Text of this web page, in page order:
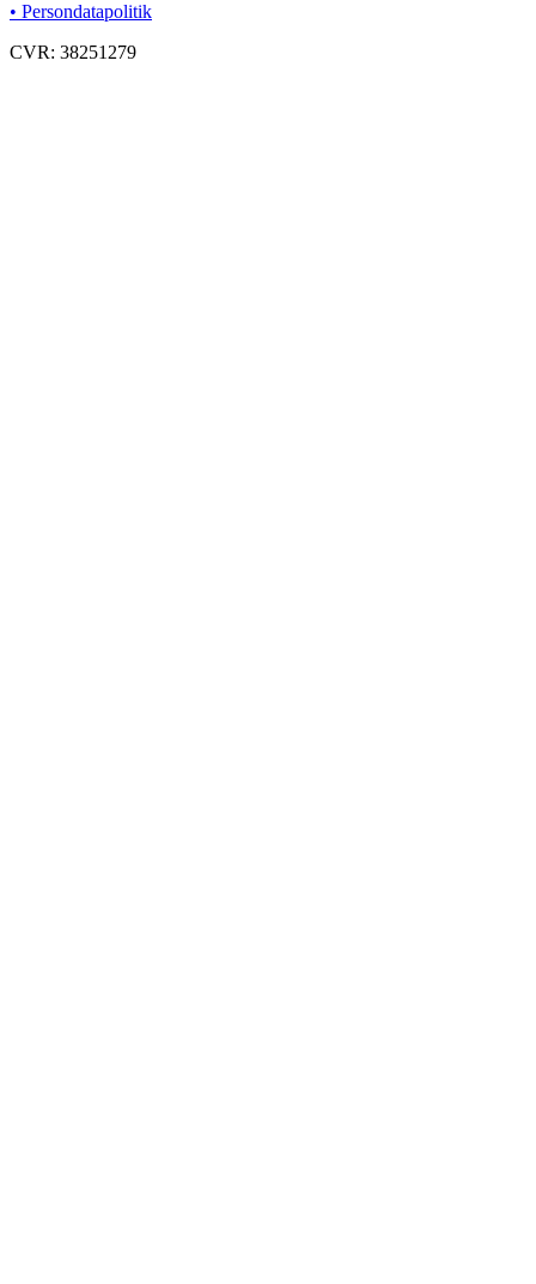
• Persondatapolitik
CVR: 38251279